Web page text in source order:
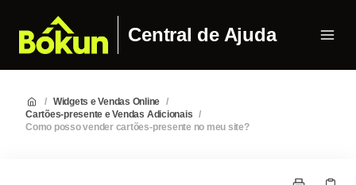
Central de Ajuda
/ Widgets e Vendas Online /
Cartões-presente e Vendas Adicionais /
Como posso vender cartões-presente no meu site?